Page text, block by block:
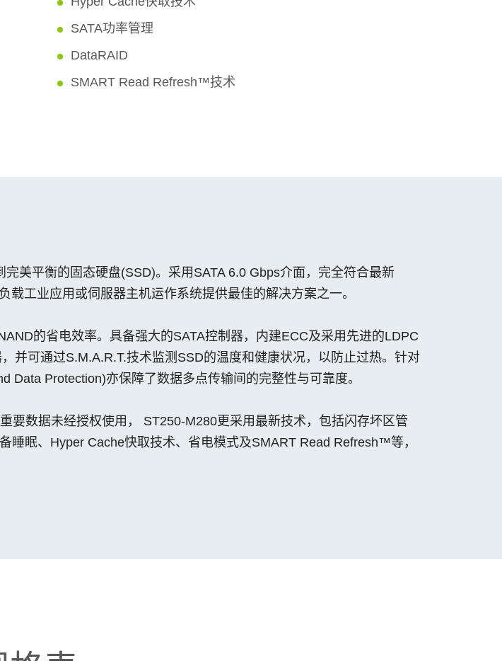
SATA功率管理
DataRAID
SMART Read Refresh™技术
美平衡的固态硬盘(SSD)。采用SATA 6.0 Gbps介面，完全符合最新
工业应用或伺服器主机运作系统提供最佳的解决方案之一。
的省电效率。具备强大的SATA控制器，内建ECC及采用先进的LDPC
并可通过S.M.A.R.T.技术监测SSD的温度和健康状况，以防止过热。针对
Data Protection)亦保障了数据多点传输间的完整性与可靠度。
要数据未经授权使用， ST250-M280更采用最新技术，包括闪存坏区管
眠、Hyper Cache快取技术、省电模式及SMART Read Refresh™等，